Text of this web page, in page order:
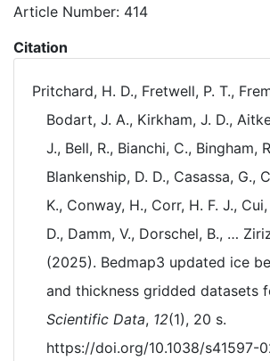
Article Number: 414
Citation
Pritchard, H. D., Fretwell, P. T.,
Bodart, J. A., Kirkham, J. D.,
J., Bell, R., Bianchi, C., Bingham,
Blankenship, D. D., Casassa, G.,
K., Conway, H., Corr, H. F. J.,
D., Damm, V., Dorschel, B., …
(2025). Bedmap3 updated ice
and thickness gridded datasets
Scientific Data, 12(1), 20 s.
https://doi.org/10.1038/s41597-